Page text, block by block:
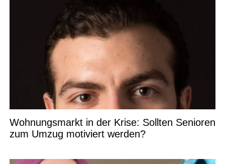
Wohnungsmarkt in der Krise: Sollten Senioren
zum Umzug motiviert werden?